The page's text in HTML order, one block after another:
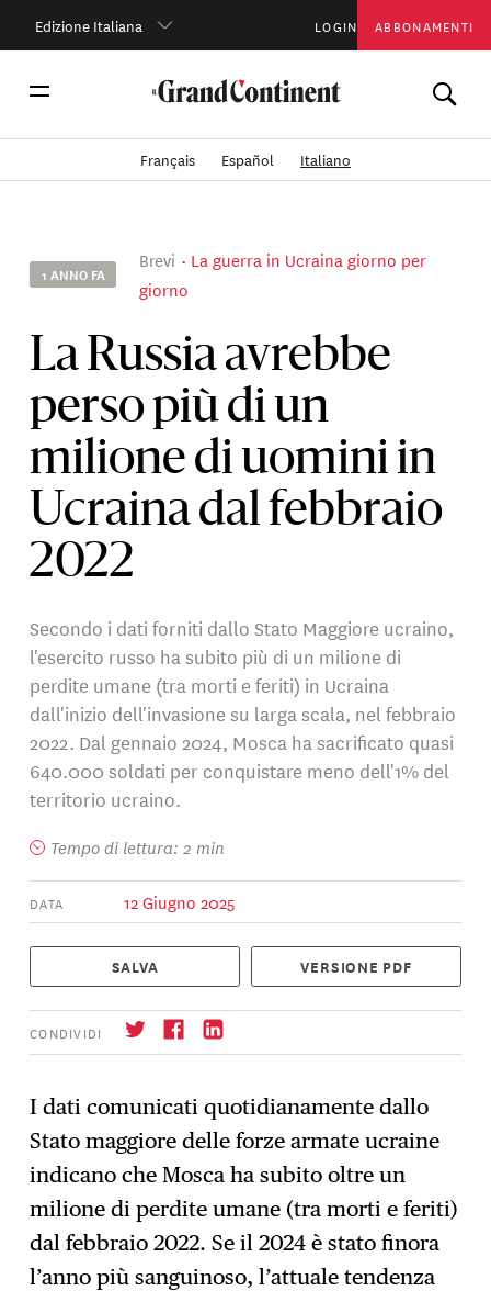
Edizione Italiana LOGIN ABBONAMENTI
Français Español Italiano
1 ANNO FA
Brevi
La guerra in Ucraina giorno per
giorno
La Russia avrebbe
perso più di un
milione di uomini in
Ucraina dal febbraio
2022
Secondo i dati forniti dallo Stato Maggiore ucraino,
l'esercito russo ha subito più di un milione di
perdite umane (tra morti e feriti) in Ucraina
dall'inizio dell'invasione su larga scala, nel febbraio
2022. Dal gennaio 2024, Mosca ha sacrificato quasi
640.000 soldati per conquistare meno dell'1% del
territorio ucraino.
Tempo di lettura: 2 min
DATA 12 Giugno 2025
SALVA VERSIONE PDF
CONDIVIDI
→ Iscrizione
I dati comunicati quotidianamente dallo
Stato maggiore delle forze armate ucraine
indicano che Mosca ha subito oltre un
milione di perdite umane (tra morti e feriti)
dal febbraio 2022. Se il 2024 è stato finora
l’anno più sanguinoso, l’attuale tendenza